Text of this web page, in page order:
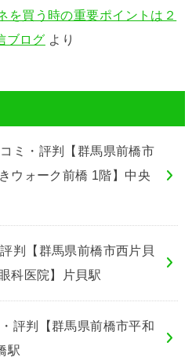
を買う時の重要ポイントは２
ブログ より
ミ・評判【群馬県前橋市
ウォーク前橋 1階】中央
判【群馬県前橋市西片貝
科医院】片貝駅
評判【群馬県前橋市平和
駅